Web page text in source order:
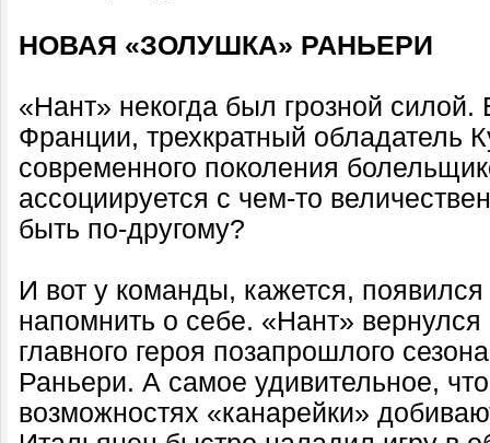
НОВАЯ «ЗОЛУШКА» РАНЬЕРИ
«Нант» некогда был грозной
Франции, трехкратный обладатель
современного поколения
ассоциируется с чем-то
быть по-другому?
И вот у команды, кажется,
напомнить о себе. «Нант» вернулся
главного героя позапрошлого
Раньери. А самое удивительное,
возможностях «канарейки»